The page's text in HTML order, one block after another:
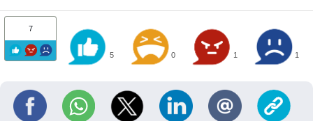
7
5 0 1 1